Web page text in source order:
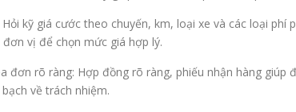
kỹ giá cước theo chuyến, km, loại xe và các loại phí
vị để chọn mức giá hợp lý.
đơn rõ ràng: Hợp đồng rõ ràng, phiếu nhận hàng giúp
về trách nhiệm.